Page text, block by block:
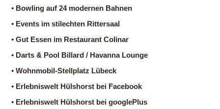
• Bowling auf 24 modernen Bahnen
• Events im stilechten Rittersaal
• Gut Essen im Restaurant Colinar
• Darts & Pool Billard / Havanna Lounge
• Wohnmobil-Stellplatz Lübeck
• Erlebniswelt Hülshorst bei Facebook
• Erlebniswelt Hülshorst bei googlePlus